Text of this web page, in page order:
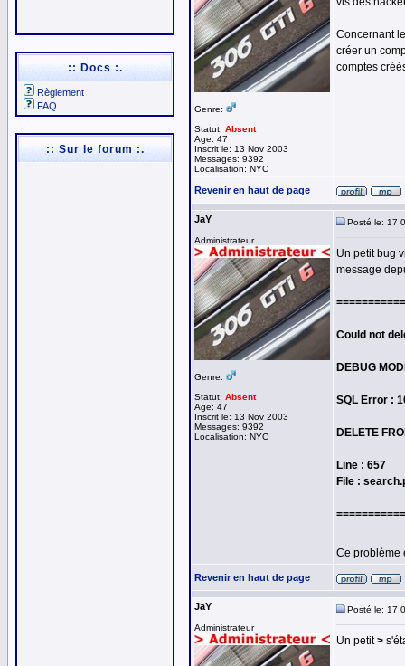
:: Docs :.
Règlement
FAQ
:: Sur le forum :.
Genre:
Statut: Absent
Age: 47
Inscrit le: 13 Nov 2003
Messages: 9392
Localisation: NYC
Concernant
créer un
comptes
Revenir en haut de page
JaY
Administrateur
Genre:
Statut: Absent
Age: 47
Inscrit le: 13 Nov 2003
Messages: 9392
Localisation: NYC
Posté le: 17
Un petit bug
message
Could not
DEBUG
SQL Error :
DELETE
Line : 657
File :
Ce problème
Revenir en haut de page
JaY
Administrateur
Posté le: 17
Un petit>